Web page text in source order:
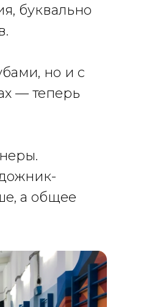
буквально
но и с
— теперь
а общее